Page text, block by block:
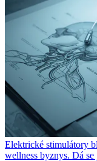
Elektrické stimulátory
wellness byznys. Dá